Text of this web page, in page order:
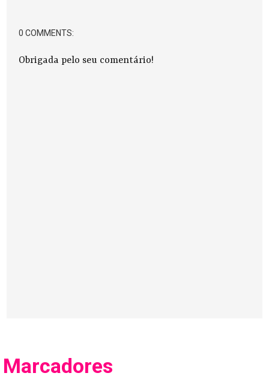
0 COMMENTS:
Obrigada pelo seu comentário!
Marcadores